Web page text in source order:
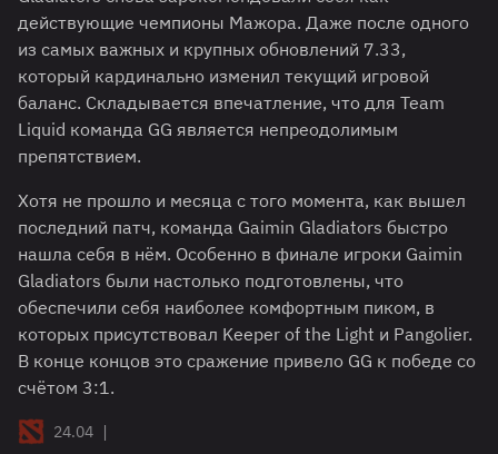
действующие чемпионы Мажора. Даже после одного
из самых важных и крупных обновлений 7.33,
который кардинально изменил текущий игровой
баланс. Складывается впечатление, что для Team
Liquid команда GG является непреодолимым
препятствием.
Хотя не прошло и месяца с того момента, как вышел
последний патч, команда Gaimin Gladiators быстро
нашла себя в нём. Особенно в финале игроки Gaimin
Gladiators были настолько подготовлены, что
обеспечили себя наиболее комфортным пиком, в
которых присутствовал Keeper of the Light и Pangolier.
В конце концов это сражение привело GG к победе со
счётом 3:1.
24.04 |